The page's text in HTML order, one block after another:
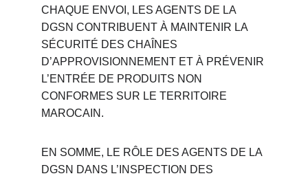
CHAQUE ENVOI, LES AGENTS DE LA
DGSN CONTRIBUENT À MAINTENIR LA
SÉCURITÉ DES CHAÎNES
D’APPROVISIONNEMENT ET À PRÉVENIR
L’ENTRÉE DE PRODUITS NON
CONFORMES SUR LE TERRITOIRE
MAROCAIN.
EN SOMME, LE RÔLE DES AGENTS DE LA
DGSN DANS L’INSPECTION DES